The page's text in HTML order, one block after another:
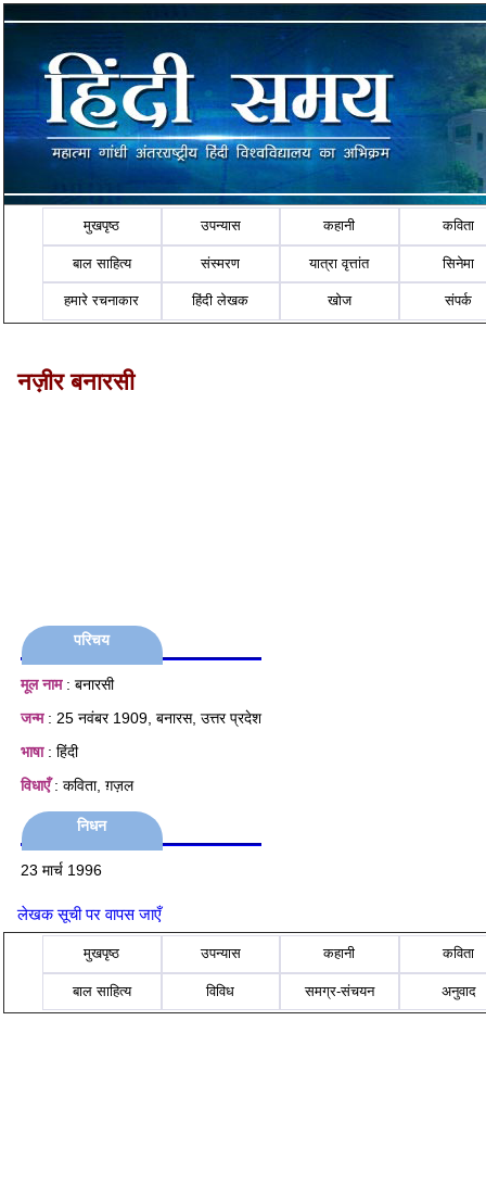
मुखपृष्ठ उपन्यास कहानी कविता
बाल साहित्य संस्मरण यात्रा वृत्तांत सिनेमा
हमारे रचनाकार हिंदी लेखक खोज संपर्क
नज़ीर बनारसी
परिचय
मूल नाम: बनारसी
जन्म: 25 नवंबर 1909, बनारस, उत्तर प्रदेश
भाषा: हिंदी
विधाएँ: कविता, ग़ज़ल
निधन
23 मार्च 1996
लेखक सूची पर वापस जाएँ
मुखपृष्ठ उपन्यास कहानी कविता
बाल साहित्य विविध समग्र-संचयन अनुवाद